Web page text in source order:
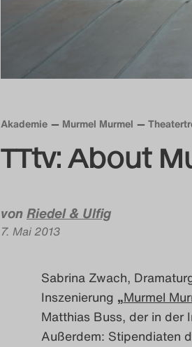
Akademie Murmel Murmel
TTtv: About
vonRiedel & Ulfig
7. Mai 2013
Sabrina Zwach,
Inszenierung „Murmel
Matthias Buss, der in der
Außerdem: Stipendiaten